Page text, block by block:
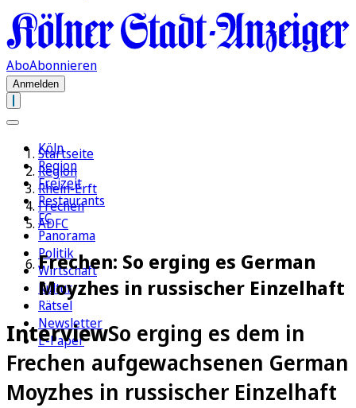
AboAbonnieren
Anmelden
Köln
Region
Freizeit
Restaurants
FC
Panorama
Politik
Wirtschaft
Kultur
Rätsel
Newsletter
E-Paper
Startseite
Region
Rhein-Erft
Frechen
ADFC
Frechen: So erging es German
Moyzhes in russischer Einzelhaft
InterviewSo erging es dem in
Frechen aufgewachsenen German
Moyzhes in russischer Einzelhaft